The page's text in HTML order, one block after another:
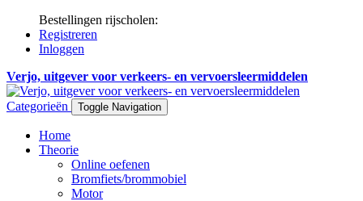
Bestellingen rijscholen:
Registreren
Inloggen
Verjo, uitgever voor verkeers- en vervoersleermiddelen
Categorieën Toggle Navigation
Home
Theorie
Online oefenen
Bromfiets/brommobiel
Motor